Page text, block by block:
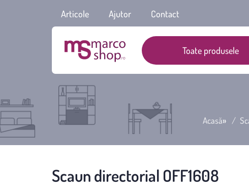
Toate produsele
Articole Ajutor Contact
Acasă»
Scaun directorial OFF1608